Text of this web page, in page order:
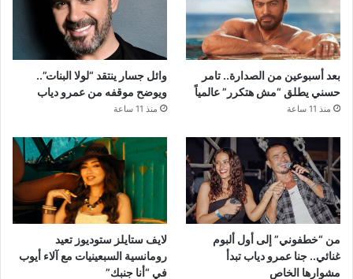
بعد أسبوعين من الصدارة.. تامر
حسني يطلق “مش هتكرر” عالمياً
منذ 11 ساعة
وائل جسار ينتقد “لولا البنات”..
ويوضح موقفه من عمرو دياب
منذ 11 ساعة
من “خطفوني” إلى أول ألبوم
غنائي.. جنا عمرو دياب تبدأ
مشوارها الخاص
لايف ستايلز ستوديوز تعيد
رومانسية السبعينيات مع آلاء أيوب
في “أنا جنبك”